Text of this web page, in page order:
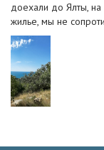
доехали до Ялты,
жилье, мы не